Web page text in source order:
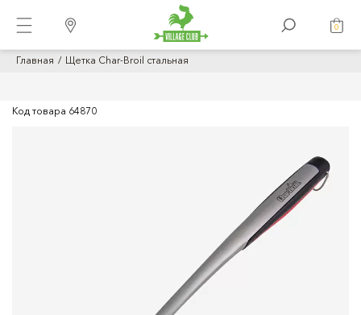
0
Главная Щетка Char-Broil стальная
Код товара 64870